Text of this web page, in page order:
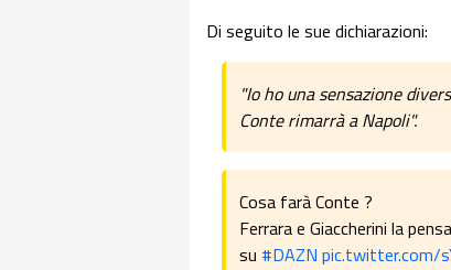
Di seguito le sue dichiarazioni:
"Io ho una sensazione
Conte rimarrà a Napoli".
Cosa farà Conte ?
Ferrara e Giaccherini la
su #DAZN pic.twitter.com/